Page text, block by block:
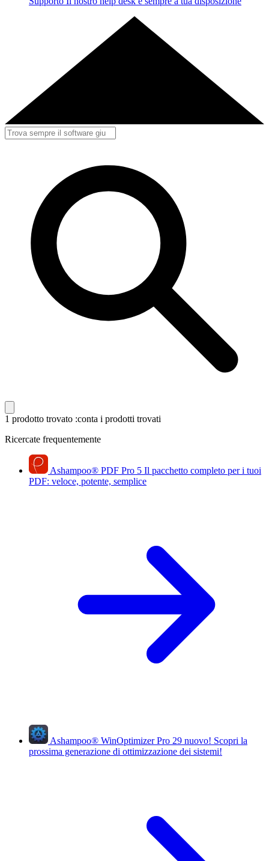
1 prodotto trovato :conta i prodotti trovati
Ricercate frequentemente
Ashampoo® PDF Pro 5 Il pacchetto completo per i tuoi
PDF: veloce, potente, semplice
Ashampoo® WinOptimizer Pro 29 nuovo! Scopri la
prossima generazione di ottimizzazione dei sistemi!